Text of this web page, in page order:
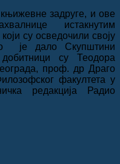
задруге, и ове
истакнутим
су осведочили своју
је дало Скупштини
су Теодора
проф. др Драго
факултета у
редакција Радио